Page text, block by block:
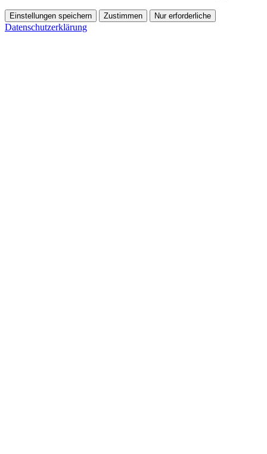
Einstellungen speichern Zustimmen Nur erforderliche
Datenschutzerklärung